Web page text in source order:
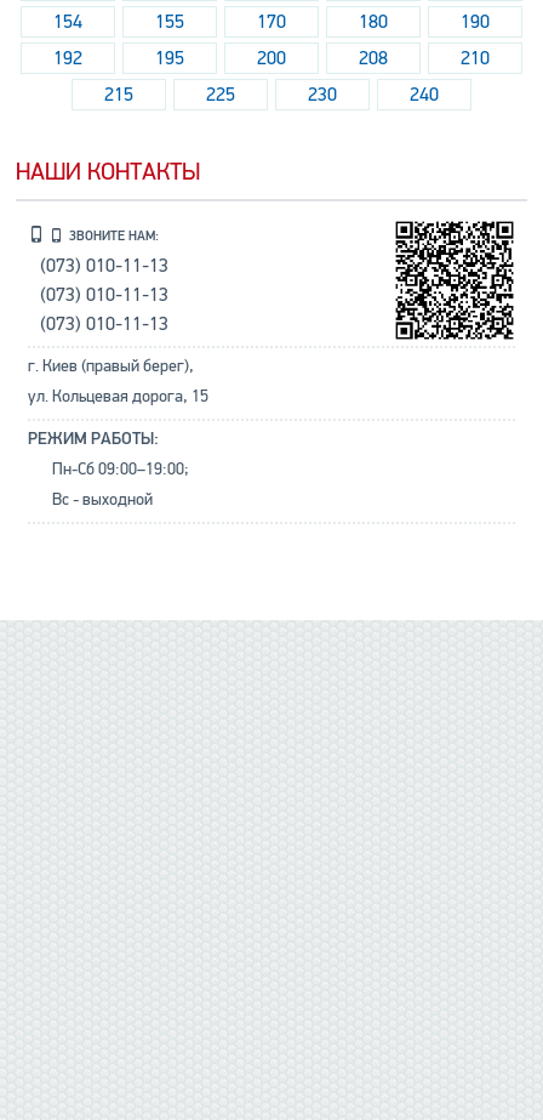
154
155 170 180
190
192
195 200 208
210
215
225 230 240
НАШИ КОНТАКТЫ
ЗВОНИТЕ НАМ:
(073) 010-11-13
(073) 010-11-13
(073) 010-11-13
г. Киев (правый берег),
ул. Кольцевая дорога, 15
РЕЖИМ РАБОТЫ:
Пн-Сб 09:00–19:00;
Вс - выходной